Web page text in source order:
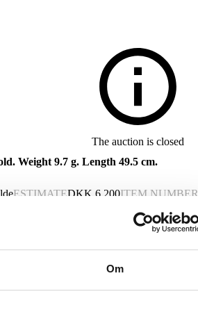
Om
The auction is closed
Weight 9.7 g. Length 49.5 cm.
ESTIMATEDKK 6,200ITEM NUMBER
9.7 g. Width 1.55 mm. Length 49.5 cm.